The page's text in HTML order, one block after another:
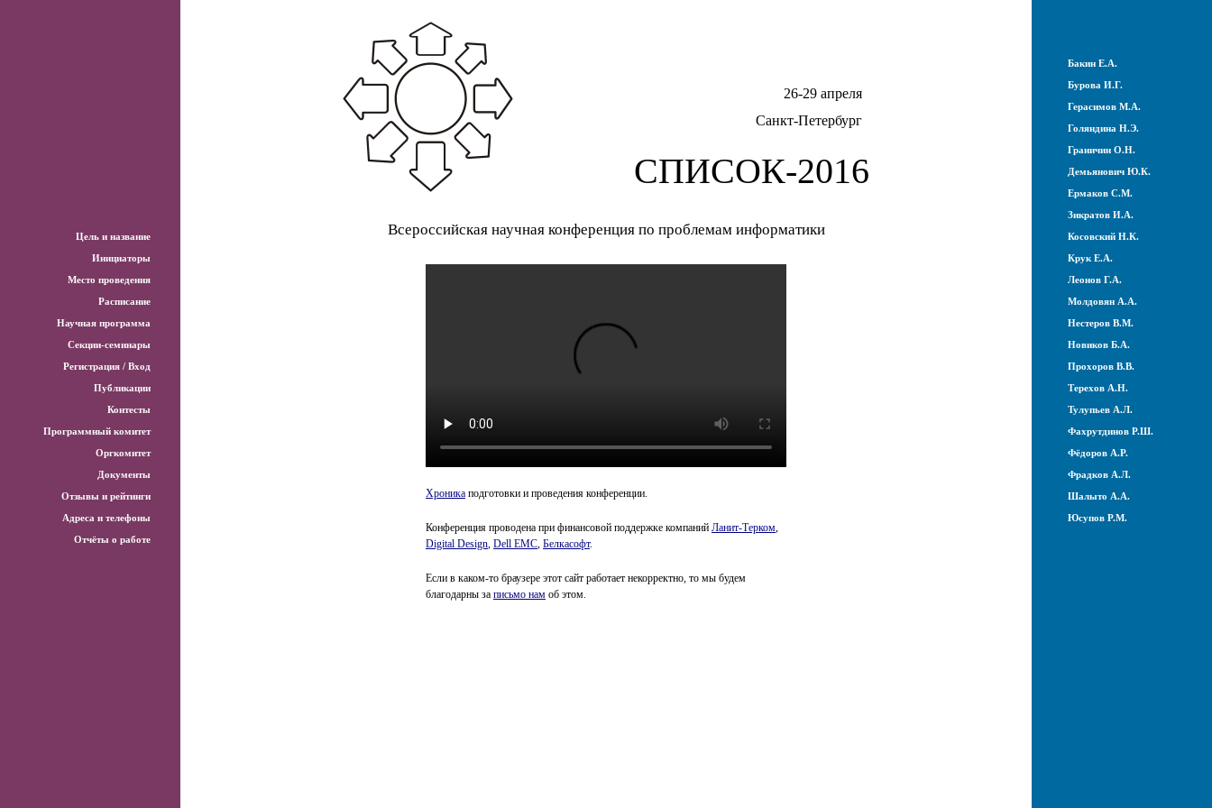
26-29 апреля
Санкт-Петербург
СПИСОК-2016
Всероссийская научная конференция по проблемам информатики
Хроника подготовки и проведения конференции.
Конференция проводена при финансовой поддержке компаний Ланит-Терком,
Digital Design, Dell EMC, Белкасофт.
Если в каком-то браузере этот сайт работает некорректно, то мы будем
благодарны за письмо нам об этом.
Цель и название
Инициаторы
Место проведения
Расписание
Научная программа
Секции-семинары
Регистрация / Вход
Публикации
Контесты
Программный комитет
Оргкомитет
Документы
Отзывы и рейтинги
Адреса и телефоны
Отчёты о работе
Бакин Е.А.
Бурова И.Г.
Герасимов М.А.
Голяндина Н.Э.
Граничин О.Н.
Демьянович Ю.К.
Ермаков С.М.
Зикратов И.А.
Косовский Н.К.
Крук Е.А.
Леонов Г.А.
Молдовян А.А.
Нестеров В.М.
Новиков Б.А.
Прохоров В.В.
Терехов А.Н.
Тулупьев А.Л.
Фахрутдинов Р.Ш.
Фёдоров А.Р.
Фрадков А.Л.
Шалыто А.А.
Юсупов Р.М.